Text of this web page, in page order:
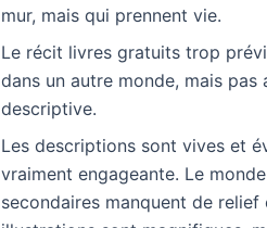
mur, mais qui prennent vie.
Le récit livres gratuits trop
dans un autre monde, mais pas
descriptive.
Les descriptions sont vives et
vraiment engageante. Le
secondaires manquent de